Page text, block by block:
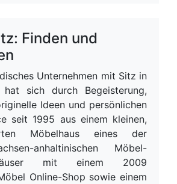
Finden und
Unternehmen mit Sitz in
sich durch Begeisterung,
Ideen und persönlichen
seit 1995 aus einem kleinen,
Möbelhaus eines der
anhaltinischen Möbel-
mit einem 2009
Online-Shop sowie einem